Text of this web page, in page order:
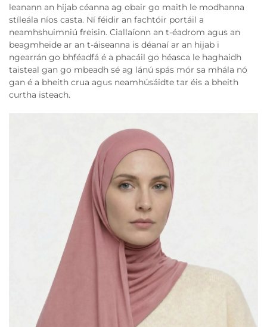
leanann an hijab céanna ag obair go maith le modhanna
stíleála níos casta. Ní féidir an fachtóir portáil a
neamhshuimniú freisin. Ciallaíonn an t-éadrom agus an
beagmheide ar an t-áiseanna is déanaí ar an hijab i
ngearrán go bhféadfá é a phacáil go héasca le haghaidh
taisteal gan go mbeadh sé ag lánú spás mór sa mhála nó
gan é a bheith crua agus neamhúsáidte tar éis a bheith
curtha isteach.